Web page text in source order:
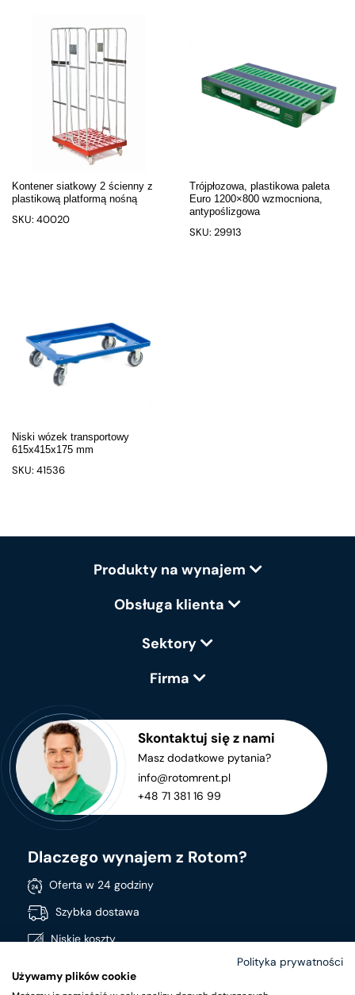
Kontener siatkowy 2 ścienny z
plastikową platformą nośną
SKU: 40020
Trójpłozowa, plastikowa paleta
Euro 1200×800 wzmocniona,
antypoślizgowa
SKU: 29913
Niski wózek transportowy
615x415x175 mm
SKU: 41536
Produkty na wynajem
Obsługa klienta
Sektory
Firma
Skontaktuj się z nami
Masz dodatkowe pytania?
info@rotomrent.pl
+48 71 381 16 99
Dlaczego wynajem z Rotom?
Oferta w 24 godziny
Szybka dostawa
Niskie koszty
Polityka prywatności
Używamy plików cookie